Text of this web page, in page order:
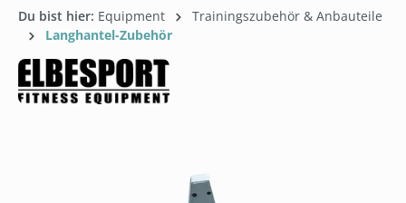
Du bist hier: Equipment
Trainingszubehör & Anbauteile
Langhantel-Zubehör